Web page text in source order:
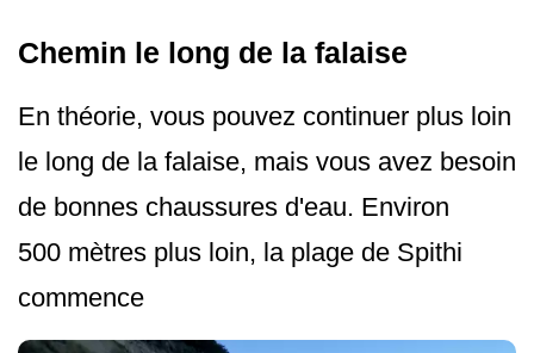
Chemin le long de la falaise
En théorie, vous pouvez continuer plus loin
le long de la falaise, mais vous avez besoin
de bonnes chaussures d'eau. Environ
500 mètres plus loin, la plage de Spithi
commence